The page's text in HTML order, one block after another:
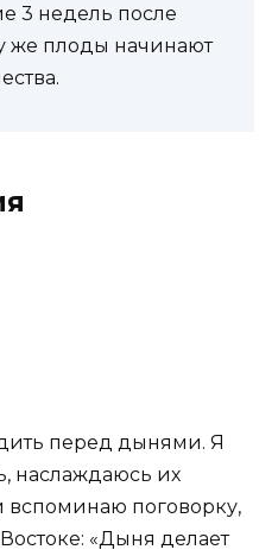
3 недель после
же плоды начинают
перед дынями. Я
наслаждаюсь их
поговорку,
«Дыня делает